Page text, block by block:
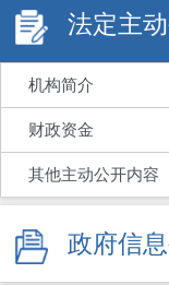
法定主
机构简介
财政资金
其他主动公开内容
政府信